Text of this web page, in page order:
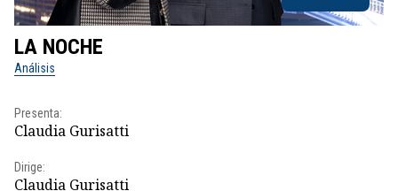
LA NOCHE
Análisis
Presenta:
Claudia Gurisatti
Dirige:
Claudia Gurisatti